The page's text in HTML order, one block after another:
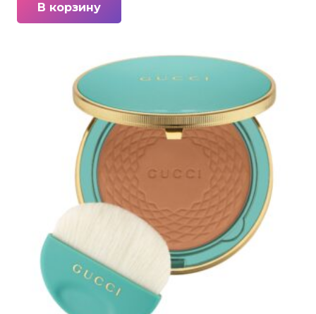
В корзину